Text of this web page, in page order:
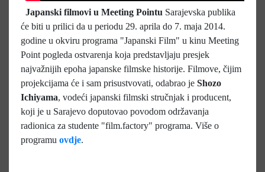
Japanski filmovi u Meeting Pointu Sarajevska publika
će biti u prilici da u periodu 29. aprila do 7. maja 2014.
godine u okviru programa "Japanski Film" u kinu Meeting
Point pogleda ostvarenja koja predstavljaju presjek
najvažnijih epoha japanske filmske historije. Filmove, čijim
projekcijama će i sam prisustvovati, odabrao je Shozo
Ichiyama, vodeći japanski filmski stručnjak i producent,
koji je u Sarajevo doputovao povodom održavanja
radionica za studente "film.factory" programa. Više o
programu ovdje.